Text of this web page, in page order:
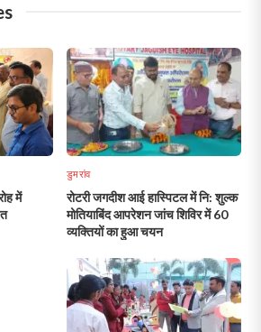
में
डुमरांव
रोटरी जगदीश आई हास्पिटल में नि: शुल्क
मोतियाबिंद आपरेशन जांच शिविर में 60
व्यक्तियों का हुआ चयन